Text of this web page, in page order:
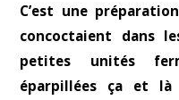
C’est une
concoctaient dans
petites unités
éparpillées ça et